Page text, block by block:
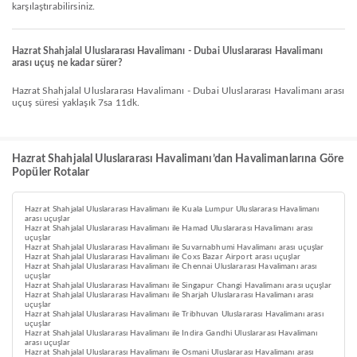
karşılaştırabilirsiniz.
Hazrat Shahjalal Uluslararası Havalimanı - Dubai Uluslararası Havalimanı
arası uçuş ne kadar sürer?
Hazrat Shahjalal Uluslararası Havalimanı - Dubai Uluslararası Havalimanı arası
uçuş süresi yaklaşık 7sa 11dk.
Hazrat Shahjalal Uluslararası Havalimanı’dan Havalimanlarına Göre
Popüler Rotalar
Hazrat Shahjalal Uluslararası Havalimanı ile Kuala Lumpur Uluslararası Havalimanı
arası uçuşlar
Hazrat Shahjalal Uluslararası Havalimanı ile Hamad Uluslararası Havalimanı arası
uçuşlar
Hazrat Shahjalal Uluslararası Havalimanı ile Suvarnabhumi Havalimanı arası uçuşlar
Hazrat Shahjalal Uluslararası Havalimanı ile Coxs Bazar Airport arası uçuşlar
Hazrat Shahjalal Uluslararası Havalimanı ile Chennai Uluslararası Havalimanı arası
uçuşlar
Hazrat Shahjalal Uluslararası Havalimanı ile Singapur Changi Havalimanı arası uçuşlar
Hazrat Shahjalal Uluslararası Havalimanı ile Sharjah Uluslararası Havalimanı arası
uçuşlar
Hazrat Shahjalal Uluslararası Havalimanı ile Tribhuvan Uluslararası Havalimanı arası
uçuşlar
Hazrat Shahjalal Uluslararası Havalimanı ile Indira Gandhi Uluslararası Havalimanı
arası uçuşlar
Hazrat Shahjalal Uluslararası Havalimanı ile Osmani Uluslararası Havalimanı arası